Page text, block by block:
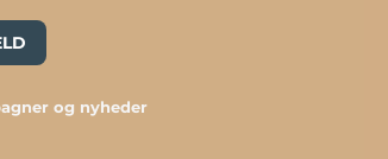
og nyheder